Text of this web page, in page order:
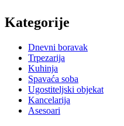
Kategorije
Dnevni boravak
Trpezarija
Kuhinja
Spavaća soba
Ugostiteljski objekat
Kancelarija
Asesoari